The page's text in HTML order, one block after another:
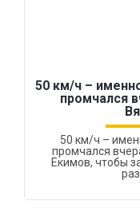
50 км/ч –
промчался
50 км/ч –
промчался
Екимов, чтобы